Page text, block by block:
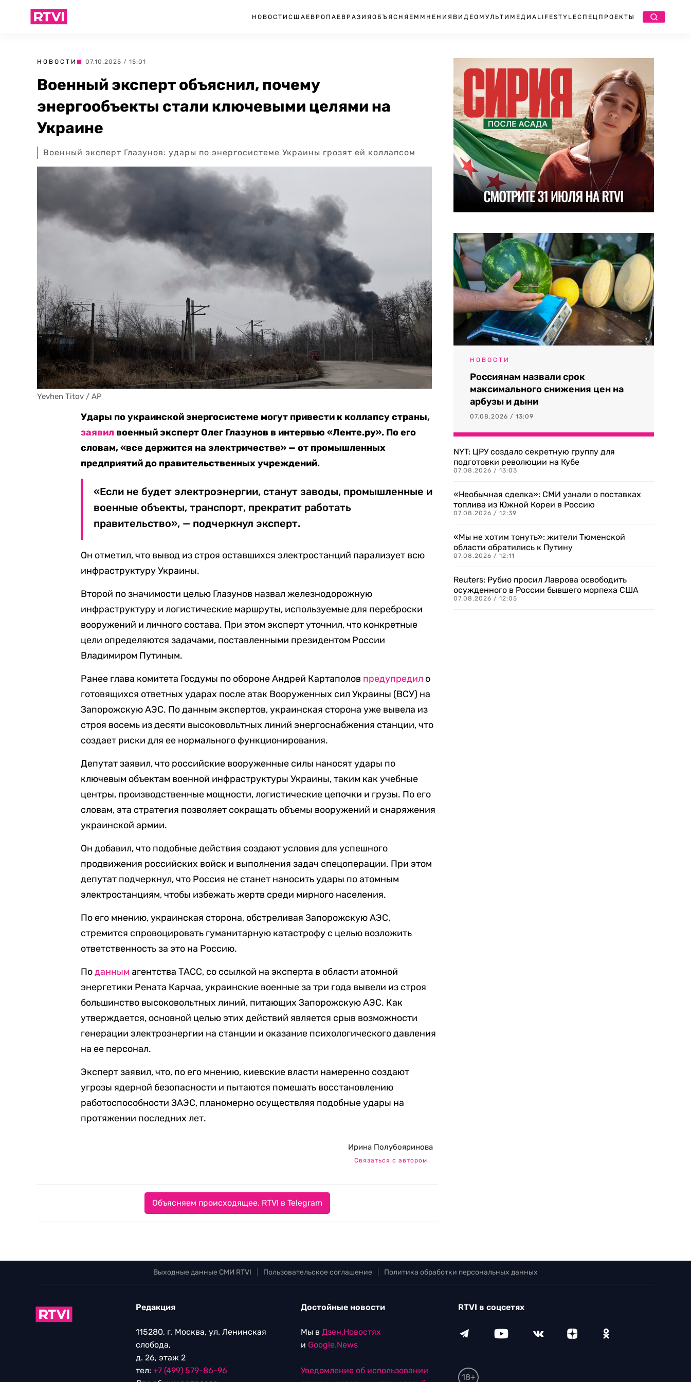
НОВОСТИ США ЕВРОПА ЕВРАЗИЯ ОБЪЯСНЯЕМ МНЕНИЯ ВИДЕО МУЛЬТИМЕДИА LIFESTYLEСПЕЦПРОЕКТЫ
НОВОСТИ | 07.10.2025 / 15:01
Военный эксперт объяснил, почему
энергообъекты стали ключевыми целями на
Украине
Военный эксперт Глазунов: удары по энергосистеме Украины грозят ей коллапсом
Yevhen Titov / AP
Удары по украинской энергосистеме могут привести к коллапсу страны,
заявил военный эксперт Олег Глазунов в интервью «Ленте.ру». По его
словам, «все держится на электричестве» — от промышленных
предприятий до правительственных учреждений.
«Если не будет электроэнергии, станут заводы, промышленные и
военные объекты, транспорт, прекратит работать
правительство», — подчеркнул эксперт.
Он отметил, что вывод из строя оставшихся электростанций парализует всю
инфраструктуру Украины.
Второй по значимости целью Глазунов назвал железнодорожную
инфраструктуру и логистические маршруты, используемые для переброски
вооружений и личного состава. При этом эксперт уточнил, что конкретные
цели определяются задачами, поставленными президентом России
Владимиром Путиным.
Ранее глава комитета Госдумы по обороне Андрей Картаполов предупредил о
готовящихся ответных ударах после атак Вооруженных сил Украины (ВСУ) на
Запорожскую АЭС. По данным экспертов, украинская сторона уже вывела из
строя восемь из десяти высоковольтных линий энергоснабжения станции, что
создает риски для ее нормального функционирования.
Депутат заявил, что российские вооруженные силы наносят удары по
ключевым объектам военной инфраструктуры Украины, таким как учебные
центры, производственные мощности, логистические цепочки и грузы. По его
словам, эта стратегия позволяет сокращать объемы вооружений и снаряжения
украинской армии.
Он добавил, что подобные действия создают условия для успешного
продвижения российских войск и выполнения задач спецоперации. При этом
депутат подчеркнул, что Россия не станет наносить удары по атомным
электростанциям, чтобы избежать жертв среди мирного населения.
По его мнению, украинская сторона, обстреливая Запорожскую АЭС,
стремится спровоцировать гуманитарную катастрофу с целью возложить
ответственность за это на Россию.
Поданным агентства ТАСС, со ссылкой на эксперта в области атомной
энергетики Рената Карчаа, украинские военные за три года вывели из строя
большинство высоковольтных линий, питающих Запорожскую АЭС. Как
утверждается, основной целью этих действий является срыв возможности
генерации электроэнергии на станции и оказание психологического давления
на ее персонал.
Эксперт заявил, что, по его мнению, киевские власти намеренно создают
угрозы ядерной безопасности и пытаются помешать восстановлению
работоспособности ЗАЭС, планомерно осуществляя подобные удары на
протяжении последних лет.
Ирина Полубояринова
Связаться с автором
Объясняем происходящее. RTVI в Telegram
НОВОСТИ
Россиянам назвали срок
максимального снижения цен на
арбузы и дыни
07.08.2026 / 13:09
NYT: ЦРУ создало секретную группу для
подготовки революции на Кубе
07.08.2026 / 13:03
«Необычная сделка»: СМИ узнали о поставках
топлива из Южной Кореи в Россию
07.08.2026 / 12:39
«Мы не хотим тонуть»: жители Тюменской
области обратились к Путину
07.08.2026 / 12:11
Reuters: Рубио просил Лаврова освободить
осужденного в России бывшего морпеха США
07.08.2026 / 12:05
Выходные данные СМИ RTVI Пользовательское соглашение Политика обработки персональных данных
Редакция
115280, г. Москва, ул. Ленинская
слобода,
д. 26, этаж 2
тел: +7 (499) 579-86-96
Достойные новости
Мы в Дзен.Новостях
и Google.News
Уведомление об использовании
RTVI в соцсетях
18+